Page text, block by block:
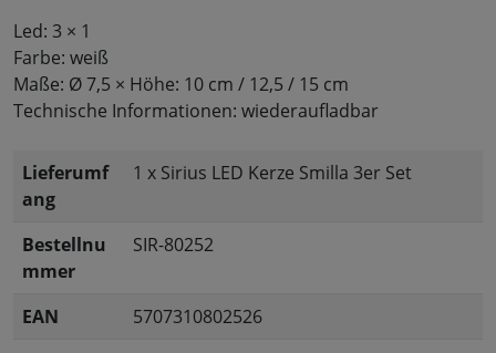
Led: 3 × 1
Farbe: weiß
Maße: Ø 7,5 × Höhe: 10 cm / 12,5 / 15 cm
Technische Informationen: wiederaufladbar
Lieferumf
ang
1 x Sirius LED Kerze Smilla 3er Set
Bestellnu
mmer
SIR-80252
EAN
5707310802526